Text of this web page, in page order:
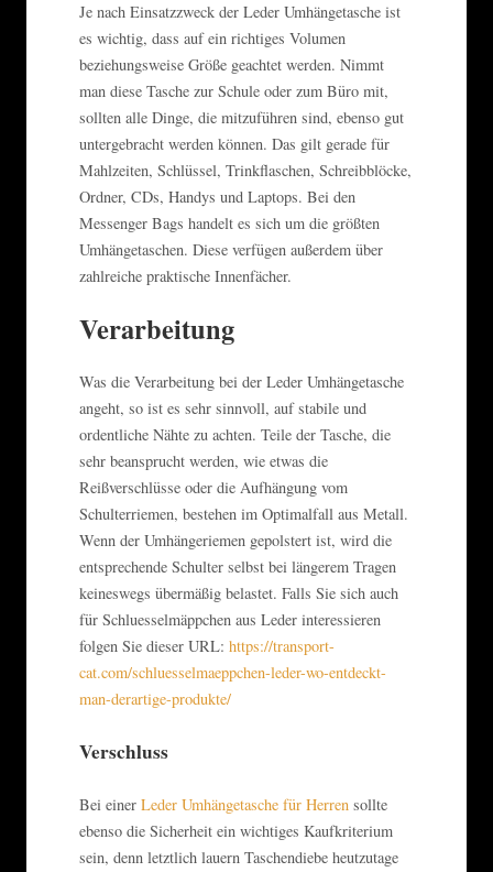
Je nach Einsatzzweck der Leder Umhängetasche ist
es wichtig, dass auf ein richtiges Volumen
beziehungsweise Größe geachtet werden. Nimmt
man diese Tasche zur Schule oder zum Büro mit,
sollten alle Dinge, die mitzuführen sind, ebenso gut
untergebracht werden können. Das gilt gerade für
Mahlzeiten, Schlüssel, Trinkflaschen, Schreibblöcke,
Ordner, CDs, Handys und Laptops. Bei den
Messenger Bags handelt es sich um die größten
Umhängetaschen. Diese verfügen außerdem über
zahlreiche praktische Innenfächer.
Verarbeitung
Was die Verarbeitung bei der Leder Umhängetasche
angeht, so ist es sehr sinnvoll, auf stabile und
ordentliche Nähte zu achten. Teile der Tasche, die
sehr beansprucht werden, wie etwas die
Reißverschlüsse oder die Aufhängung vom
Schulterriemen, bestehen im Optimalfall aus Metall.
Wenn der Umhängeriemen gepolstert ist, wird die
entsprechende Schulter selbst bei längerem Tragen
keineswegs übermäßig belastet. Falls Sie sich auch
für Schluesselmäppchen aus Leder interessieren
folgen Sie dieser URL: https://transport-
cat.com/schluesselmaeppchen-leder-wo-entdeckt-
man-derartige-produkte/
Verschluss
Bei einer Leder Umhängetasche für Herren sollte
ebenso die Sicherheit ein wichtiges Kaufkriterium
sein, denn letztlich lauern Taschendiebe heutzutage